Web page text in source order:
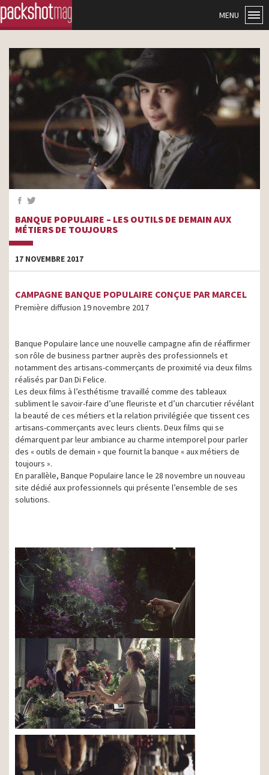
MENU
BANQUE POPULAIRE – LES OUTILS DE DEMAIN AUX
MÉTIERS DE TOUJOURS
17 NOVEMBRE 2017
CAMPAGNE BANQUE POPULAIRE CONÇUE PAR MARCEL
Première diffusion 19 novembre 2017
Banque Populaire lance une nouvelle campagne afin de réaffirmer
son rôle de business partner auprès des professionnels et
notamment des artisans-commerçants de proximité via deux films
réalisés par Dan Di Felice.
Les deux films à l’esthétisme travaillé comme des tableaux
subliment le savoir-faire d’une fleuriste et d’un charcutier révélant
la beauté de ces métiers et la relation privilégiée que tissent ces
artisans-commerçants avec leurs clients. Deux films qui se
démarquent par leur ambiance au charme intemporel pour parler
des « outils de demain » que fournit la banque « aux métiers de
toujours ».
En parallèle, Banque Populaire lance le 28 novembre un nouveau
site dédié aux professionnels qui présente l’ensemble de ses
solutions.